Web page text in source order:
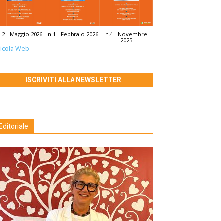
- Maggio 2026 n.1 - Febbraio 2026
n.4 - Novembre
2025
Web
ISCRIVITI ALLA NEWSLETTER